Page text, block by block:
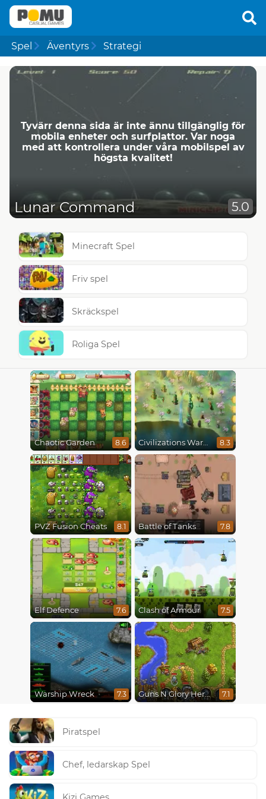
Spel Äventyrs Strategi
Tyvärr denna sida är inte ännu tillgänglig för
mobila enheter och surfplattor. Var noga
med att kontrollera under våra mobilspel av
högsta kvalitet!
Lunar Command 5.0
Minecraft Spel
Friv spel
Skräckspel
Roliga Spel
Chaotic Garden 8.6 Civilizations Wars Master Edition 8.3
PVZ Fusion Cheats 8.1 Battle of Tanks 7.8
Elf Defence 7.6 Clash of Armour 7.5
Warship Wreck 7.3 Guns N Glory Heroes 7.1
Piratspel
Chef, ledarskap Spel